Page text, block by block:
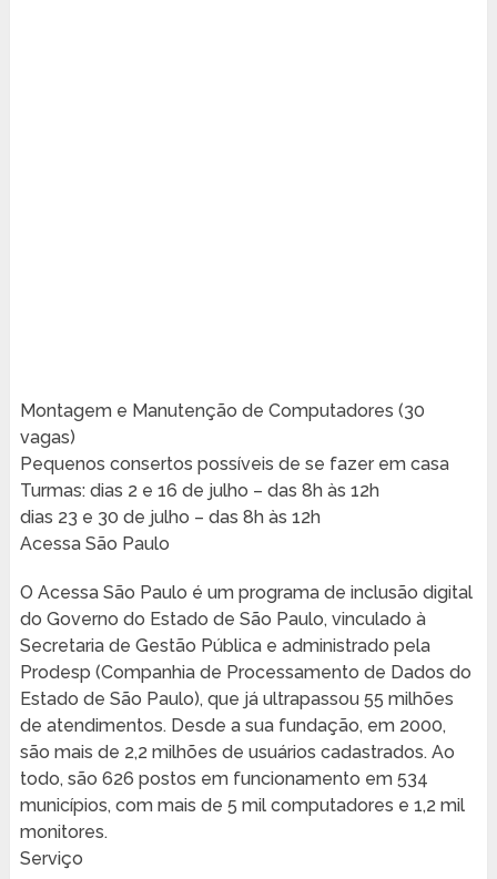
Montagem e Manutenção de Computadores (30
vagas)
Pequenos consertos possíveis de se fazer em casa
Turmas: dias 2 e 16 de julho – das 8h às 12h
dias 23 e 30 de julho – das 8h às 12h
Acessa São Paulo
O Acessa São Paulo é um programa de inclusão digital
do Governo do Estado de São Paulo, vinculado à
Secretaria de Gestão Pública e administrado pela
Prodesp (Companhia de Processamento de Dados do
Estado de São Paulo), que já ultrapassou 55 milhões
de atendimentos. Desde a sua fundação, em 2000,
são mais de 2,2 milhões de usuários cadastrados. Ao
todo, são 626 postos em funcionamento em 534
municípios, com mais de 5 mil computadores e 1,2 mil
monitores.
Serviço